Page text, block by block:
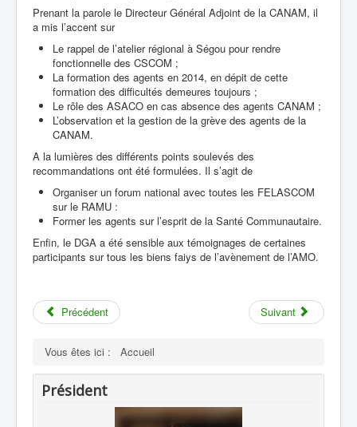
Prenant la parole le Directeur Général Adjoint de la CANAM, il
a mis l’accent sur
Le rappel de l’atelier régional à Ségou pour rendre
fonctionnelle des CSCOM ;
La formation des agents en 2014, en dépit de cette
formation des difficultés demeures toujours ;
Le rôle des ASACO en cas absence des agents CANAM ;
L’observation et la gestion de la grève des agents de la
CANAM.
A la lumières des différents points soulevés des
recommandations ont été formulées. Il s’agit de
Organiser un forum national avec toutes les FELASCOM
sur le RAMU :
Former les agents sur l’esprit de la Santé Communautaire.
Enfin, le DGA a été sensible aux témoignages de certaines
participants sur tous les biens faiys de l’avènement de l’AMO.
Précédent Suivant
Vous êtes ici : Accueil
Président